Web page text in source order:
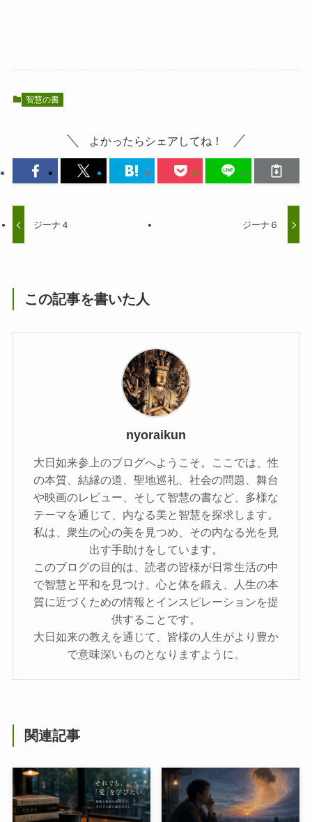
智慧の書
よかったらシェアしてね！
ジーナ４ ジーナ６
この記事を書いた人
nyoraikun
大日如来参上のブログへようこそ。ここでは、性
の本質、結縁の道、聖地巡礼、社会の問題、舞台
や映画のレビュー、そして智慧の書など、多様な
テーマを通じて、内なる美と智慧を探求します。
私は、衆生の心の美を見つめ、その内なる光を見
出す手助けをしています。
このブログの目的は、読者の皆様が日常生活の中
で智慧と平和を見つけ、心と体を鍛え、人生の本
質に近づくための情報とインスピレーションを提
供することです。
大日如来の教えを通じて、皆様の人生がより豊か
で意味深いものとなりますように。
関連記事